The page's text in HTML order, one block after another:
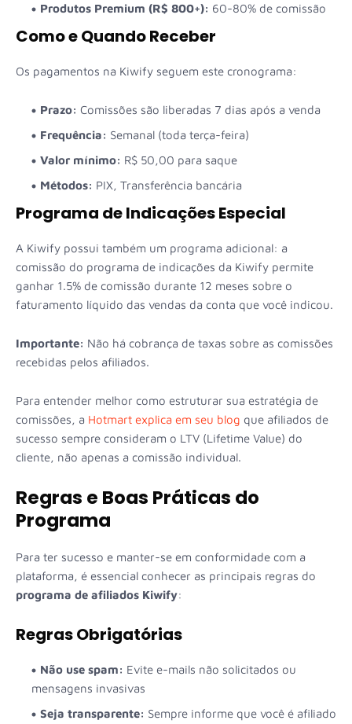
Produtos Premium (R$ 800+): 60-80% de comissão
Como e Quando Receber
Os pagamentos na Kiwify seguem este cronograma:
Prazo: Comissões são liberadas 7 dias após a venda
Frequência: Semanal (toda terça-feira)
Valor mínimo: R$ 50,00 para saque
Métodos: PIX, Transferência bancária
Programa de Indicações Especial
A Kiwify possui também um programa adicional: a
comissão do programa de indicações da Kiwify permite
ganhar 1.5% de comissão durante 12 meses sobre o
faturamento líquido das vendas da conta que você indicou.
Importante: Não há cobrança de taxas sobre as comissões
recebidas pelos afiliados.
Para entender melhor como estruturar sua estratégia de
comissões, a Hotmart explica em seu blog que afiliados de
sucesso sempre consideram o LTV (Lifetime Value) do
cliente, não apenas a comissão individual.
Regras e Boas Práticas do
Programa
Para ter sucesso e manter-se em conformidade com a
plataforma, é essencial conhecer as principais regras do
programa de afiliados Kiwify:
Regras Obrigatórias
Não use spam: Evite e-mails não solicitados ou
mensagens invasivas
Seja transparente: Sempre informe que você é afiliado